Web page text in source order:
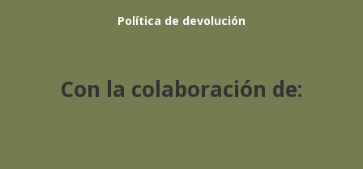
Política de devolución
Con la colaboración de: